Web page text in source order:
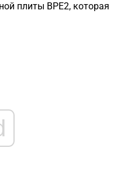
плиты BPE2, которая